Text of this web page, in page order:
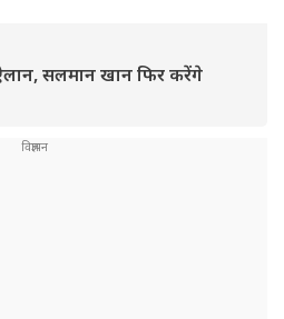
सलमान खान फिर करेंगे